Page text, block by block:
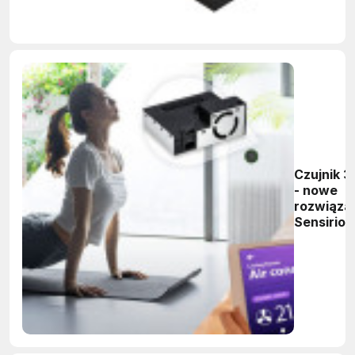
Czujnik
- nowe
Sensirion